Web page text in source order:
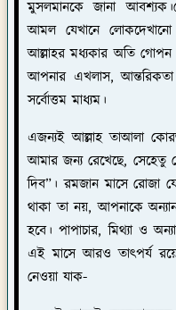
মুসলমানকে জানা
আমল যেখানে
আল্লাহর মধ্যকার অতি গোপন
আপনার এখলাস,
সর্বোত্তম মাধ্যম।
এজন্যই আল্লাহ তাআলা
আমার জন্য রেখেছে, সেহেতু
দিব”। রমজান মাসে রোজা
থাকা তা নয়, আপনাকে
হবে। পাপাচার, মিথ্যা ও
এই মাসে আরও তাৎপর্য
নেওয়া যাক-